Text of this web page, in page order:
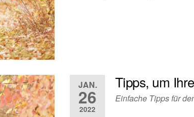
JAN.
26
2022
Tipps, um
Einfache Tipps für